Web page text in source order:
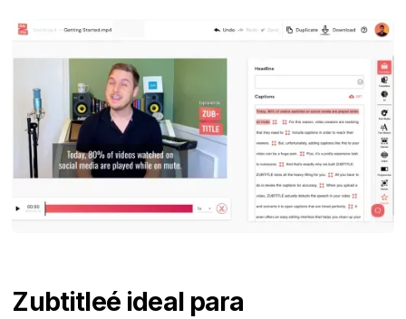
Zubtitleé ideal para